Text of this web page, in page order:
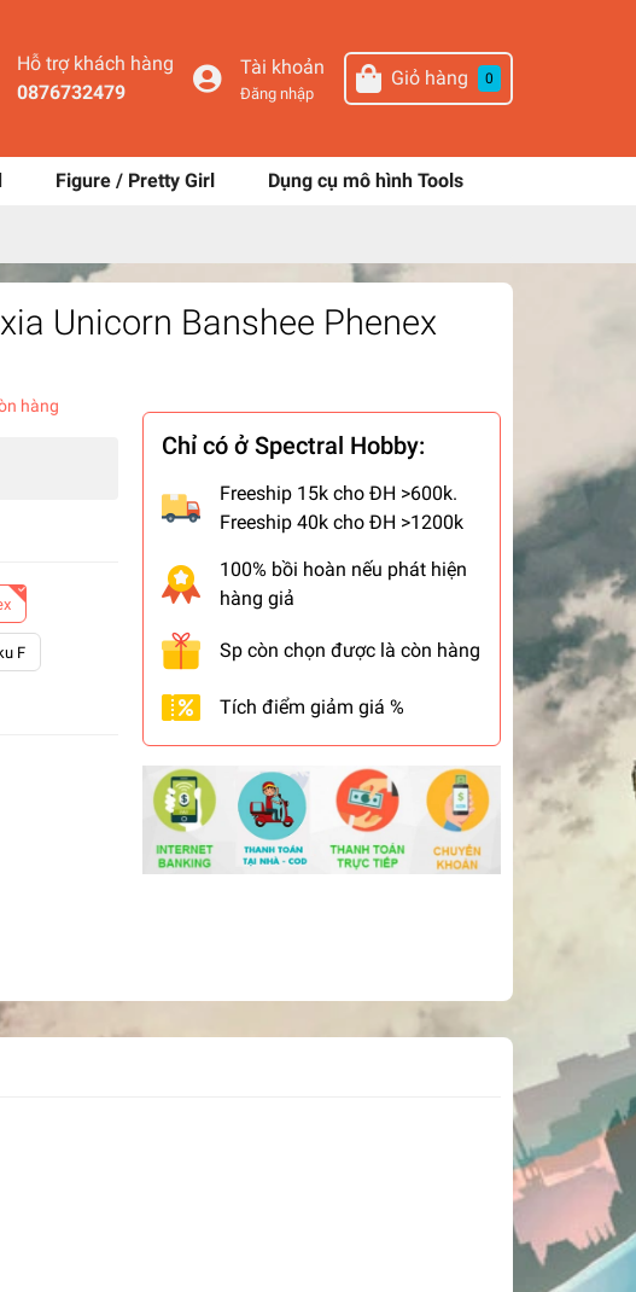
Hỗ trợ khách hàng
0876732479
Tài khoản
Đăng nhập
Giỏ hàng 0
Figure / Pretty Girl Dụng cụ mô hình Tools
Unicorn Banshee Phenex
hàng
F
Chỉ có ở Spectral Hobby:
Freeship 15k cho ĐH >600k.
Freeship 40k cho ĐH >1200k
100% bồi hoàn nếu phát hiện
hàng giả
Sp còn chọn được là còn hàng
Tích điểm giảm giá %